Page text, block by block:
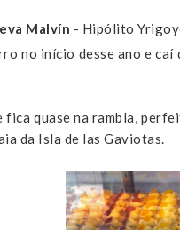
Malvín - Hipólito
no início desse ano e caí
fica quase na rambla,
da Isla de las Gaviotas.